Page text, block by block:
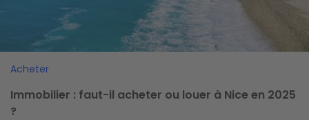
Acheter
Immobilier : faut-il acheter ou louer à Nice en 2025
?